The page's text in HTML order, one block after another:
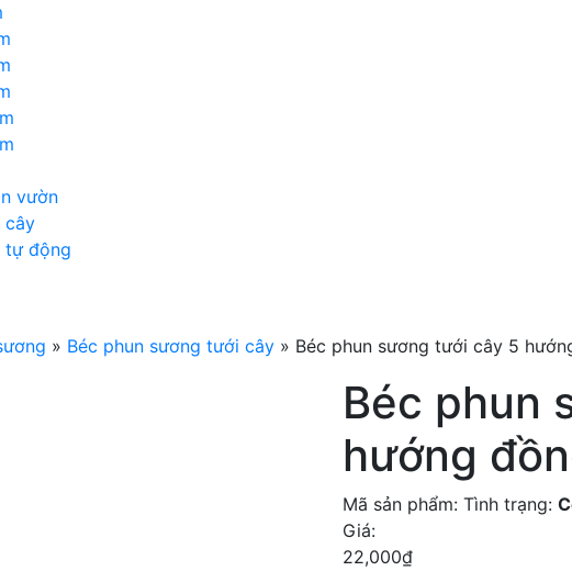
vườn
cây
tự động
» Béc phun sương tưới cây » Béc phun sương tưới cây 5
Béc phun
hướng
Mã sản phẩm: Tình trạng:
Giá:
22,000₫